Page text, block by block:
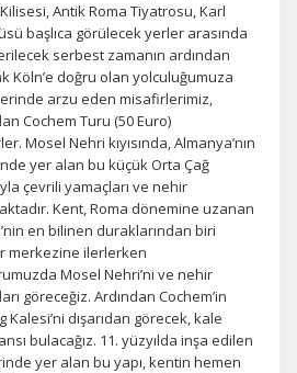
belirleyin.
bilgilendirmemizi çerez kullanım ve
Antik Roma Tiyatrosu, Karl
başlıca görülecek yerler arasında
serbest zamanın ardından
Köln’e doğru olan yolculuğumuza
arzu eden misafirlerimiz,
Cochem Turu (50 Euro)
Mosel Nehri kıyısında, Almanya’nın
yer alan bu küçük Orta Çağ
çevrili yamaçları ve nehir
Kent, Roma dönemine uzanan
en bilinen duraklarından biri
merkezine ilerlerken
Mosel Nehri’ni ve nehir
göreceğiz. Ardından Cochem’in
dışarıdan görecek, kale
bulacağız. 11. yüzyılda inşa edilen
yer alan bu yapı, kentin hemen